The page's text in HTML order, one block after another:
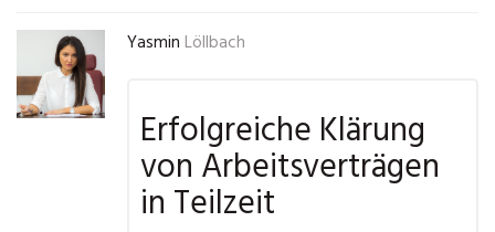
Yasmin Löllbach
Erfolgreiche Klärung
von Arbeitsverträgen
in Teilzeit